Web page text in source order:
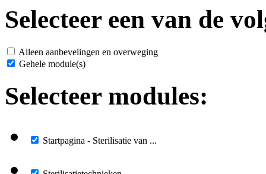
Selecteer een van de
Alleen aanbevelingen en overweging
Gehele module(s)
Selecteer modules:
Startpagina - Sterilisatie van ...